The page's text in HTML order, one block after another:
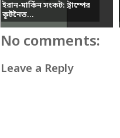
ইরান-মার্কিন সংকট: ট্রাম্পের
কূটনৈত...
No comments:
Leave a Reply